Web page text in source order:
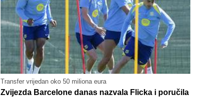
Transfer vrijedan oko 50 miliona eura
Zvijezda Barcelone danas nazvala Flicka i poručila